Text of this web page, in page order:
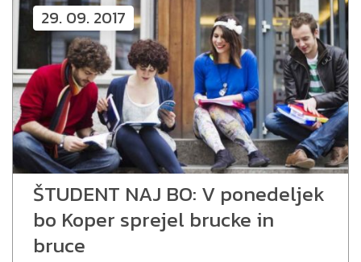
29. 09. 2017
ŠTUDENT NAJ BO: V ponedeljek
bo Koper sprejel brucke in
bruce